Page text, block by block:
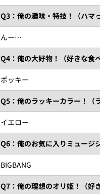
Q3：俺の趣味・特技！（ハマ
んー…
Q4：俺の大好物！（好きな食べ
ポッキー
Q5：俺のラッキーカラー！（
イエロー
Q6：俺のお気に入りミュージ
BIGBANG
Q7：俺の理想のオリ姫！（好